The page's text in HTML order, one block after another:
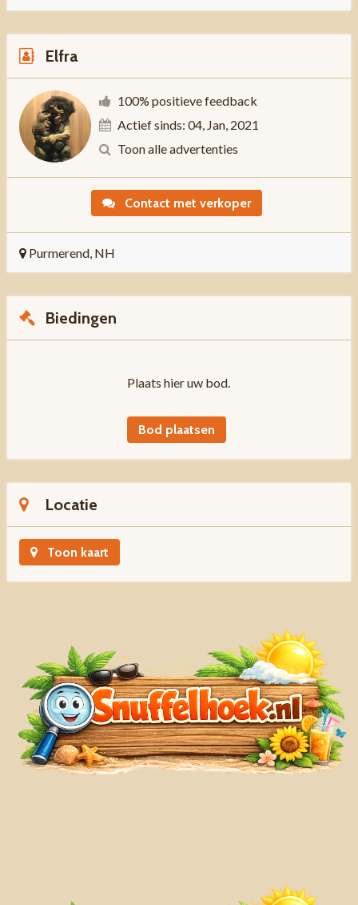
Elfra
100% positieve feedback
Actief sinds: 04, Jan, 2021
Toon alle advertenties
Contact met verkoper
Purmerend, NH
Biedingen
Plaats hier uw bod.
Bod plaatsen
Locatie
Toon kaart